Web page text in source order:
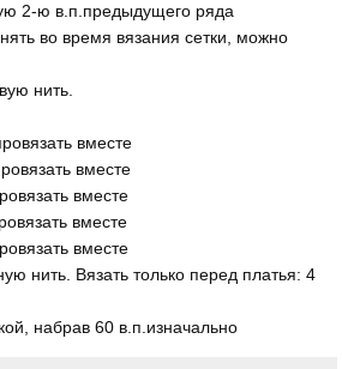
2-ю в.п.предыдущего ряда
во время вязания сетки, можно
нить.
вместе
вместе
вместе
вместе
вместе
нить. Вязать только перед платья: 4
набрав 60 в.п.изначально